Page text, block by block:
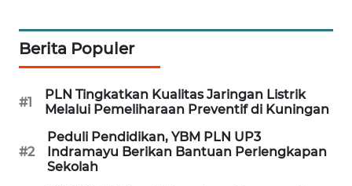
Berita Populer
#1
PLN Tingkatkan Kualitas Jaringan Listrik
Melalui Pemeliharaan Preventif di Kuningan
#2
Peduli Pendidikan, YBM PLN UP3
Indramayu Berikan Bantuan Perlengkapan
Sekolah
WN
KARAWANG